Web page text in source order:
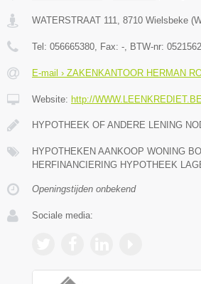
WATERSTRAAT 111 8710 Wielsbeke (
Tel: 056665380 , Fax: - , BTW-nr:
E-mail › ZAKENKANTOOR HERMAN
Website: http://WWW.LEENKREDIET.BE
HYPOTHEEK OF ANDERE LENING
HYPOTHEKEN AANKOOP WONING
HERFINANCIERING HYPOTHEEK
Openingstijden onbekend
Sociale media: